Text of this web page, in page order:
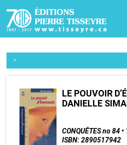
>
LE POUVOIR
DANIELLE
CONQUÊTES no 84
ISBN: 2890517942